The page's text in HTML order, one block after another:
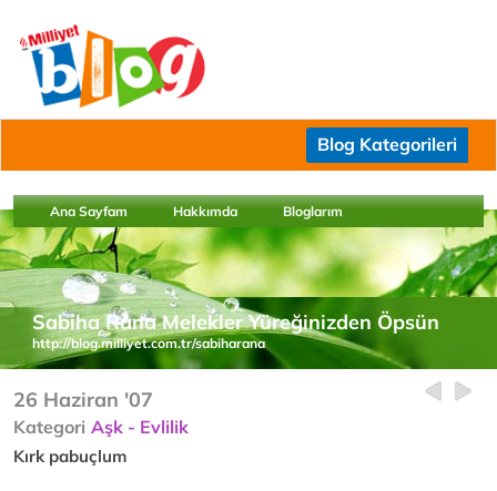
Blog Kategorileri
Ana Sayfam Hakkımda Bloglarım
Sabiha Rana Melekler Yüreğinizden Öpsün
http://blog.milliyet.com.tr/sabiharana
26 Haziran '07
Kategori Aşk - Evlilik
Kırk pabuçlum